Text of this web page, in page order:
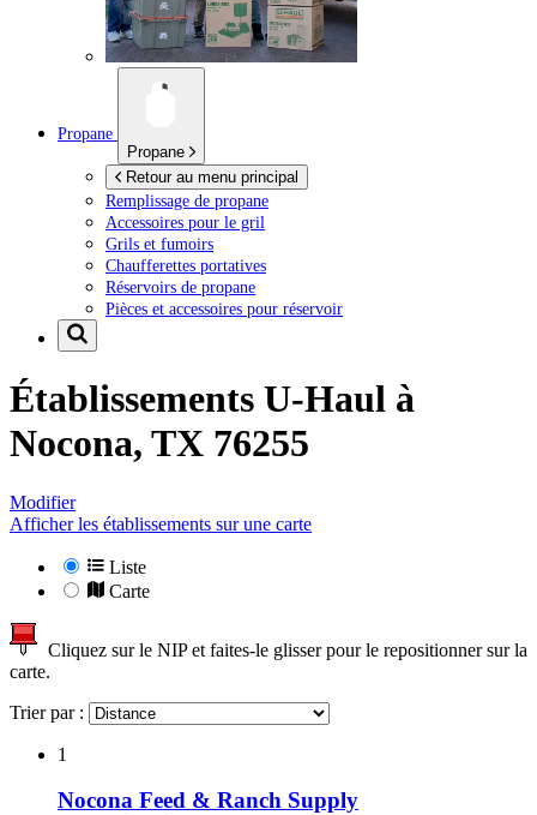
Propane
Propane
Retour au menu principal
Remplissage de propane
Accessoires pour le gril
Grils et fumoirs
Chaufferettes portatives
Réservoirs de propane
Pièces et accessoires pour réservoir
Établissements U-Haul à
Nocona, TX 76255
Modifier
Afficher les établissements sur une carte
Liste
Carte
Cliquez sur le NIP et faites-le glisser pour le repositionner sur la
carte.
Trier par :
1
Nocona Feed & Ranch Supply